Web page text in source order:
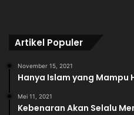
Artikel Populer
November 15, 2021
Hanya Islam yang Mampu
Mei 11, 2021
Kebenaran Akan Selalu